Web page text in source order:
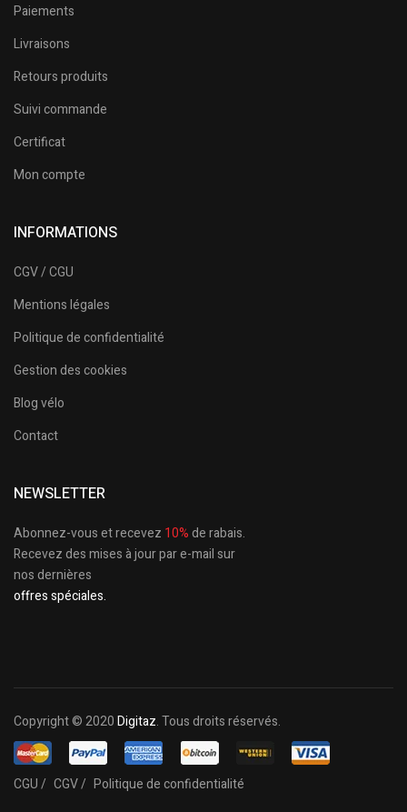
Paiements
Livraisons
Retours produits
Suivi commande
Certificat
Mon compte
INFORMATIONS
CGV / CGU
Mentions légales
Politique de confidentialité
Gestion des cookies
Blog vélo
Contact
NEWSLETTER
Abonnez-vous et recevez 10%de rabais.
Recevez des mises à jour par e-mail sur
nos dernières
offres spéciales.
Copyright © 2020Digitaz. Tous droits réservés.
CGU / CGV / Politique de confidentialité